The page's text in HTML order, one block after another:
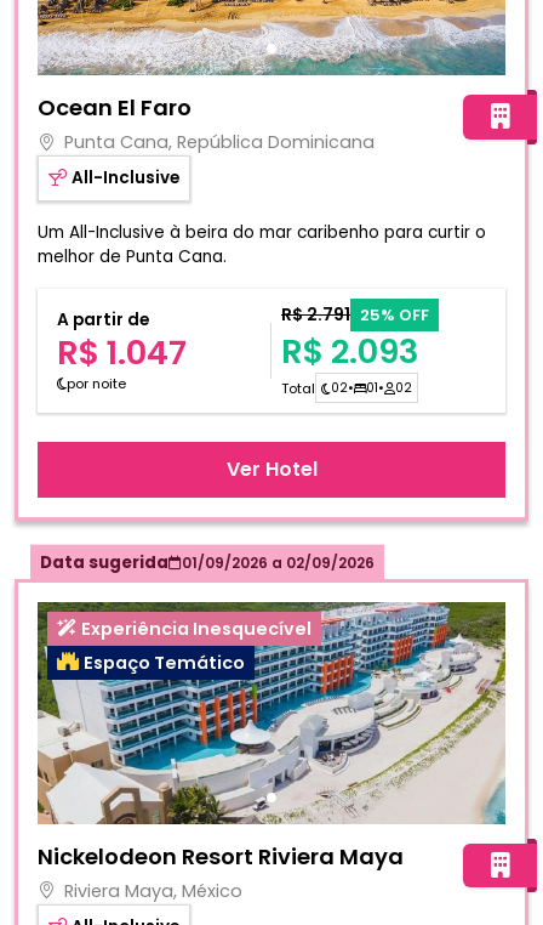
Ocean El Faro
Punta Cana, República Dominicana
All-Inclusive
Um All-Inclusive à beira do mar caribenho para curtir o
melhor de Punta Cana.
A partir de
R$ 1.047
por noite
R$ 2.791 25% OFF
R$ 2.093
Total 02• 01• 02
Ver Hotel
Data sugerida 01/09/2026 a 02/09/2026
Experiência Inesquecível
Espaço Temático
Nickelodeon Resort Riviera Maya
Riviera Maya, México